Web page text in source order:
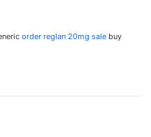
order reglan 20mg sale buy